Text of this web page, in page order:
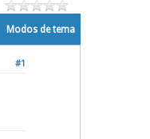
Modos de tema
#1